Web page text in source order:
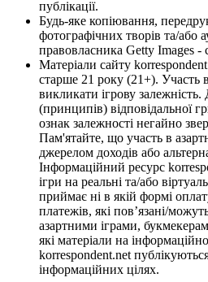
публікації.
Будь-яке копіювання,
фотографічних творів та/або
правовласника Getty Images -
Матеріали сайту
старше 21 року (21+). Участь
викликати ігрову
(принципів) відповідальної
ознак залежності негайно
Пам'ятайте, що участь в
джерелом доходів або
Інформаційний ресурс
ігри на реальні та/або
приймає ні в якій формі
платежів, які пов’язані/
азартними іграми,
які матеріали на
korrespondent.net
інформаційних цілях.